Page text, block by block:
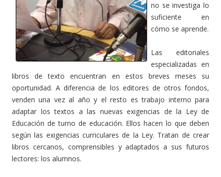
no se investiga lo
suficiente en
cómo se aprende.
Las editoriales
especializadas en
libros de texto encuentran en estos breves meses su
oportunidad. A diferencia de los editores de otros fondos,
venden una vez al año y el resto es trabajo interno para
adaptar los textos a las nuevas exigencias de la Ley de
Educación de turno de educación. Ellos hacen lo que deben
según las exigencias curriculares de la Ley. Tratan de crear
libros cercanos, comprensibles y adaptados a sus futuros
lectores: los alumnos.